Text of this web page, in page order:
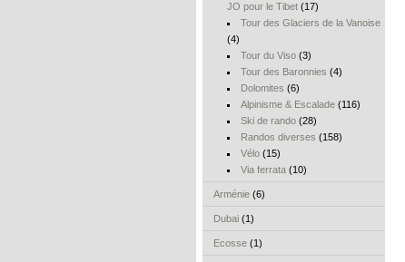
JO pour le Tibet (17)
Tour des Glaciers de la Vanoise
(4)
Tour du Viso(3)
Tour des Baronnies (4)
Dolomites (6)
Alpinisme & Escalade(116)
Ski de rando(28)
Randos diverses (158)
Vélo(15)
Via ferrata(10)
Arménie (6)
Dubai (1)
Ecosse (1)